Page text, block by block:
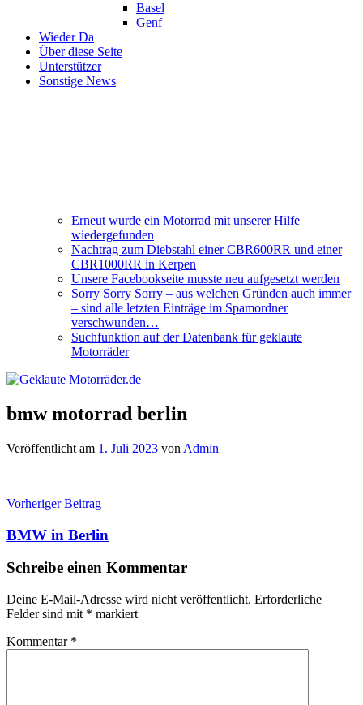
Basel
Genf
Wieder Da
Über diese Seite
Unterstützer
Sonstige News
Erneut wurde ein Motorrad mit unserer Hilfe
wiedergefunden
Nachtrag zum Diebstahl einer CBR600RR und einer
CBR1000RR in Kerpen
Unsere Facebookseite musste neu aufgesetzt werden
Sorry Sorry Sorry – aus welchen Gründen auch immer
– sind alle letzten Einträge im Spamordner
verschwunden…
Suchfunktion auf der Datenbank für geklaute
Motorräder
bmw motorrad berlin
Veröffentlicht am 1. Juli 2023 von Admin
Beitragsnavigation
Vorheriger Beitrag
BMW in Berlin
Schreibe einen Kommentar
Deine E-Mail-Adresse wird nicht veröffentlicht. Erforderliche
Felder sind mit * markiert
Kommentar *